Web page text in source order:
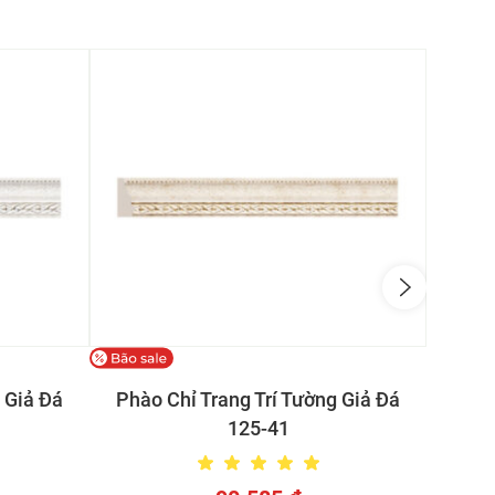
Giả Đá
Phào Chỉ Trang Trí Tường Giả Đá
125-41